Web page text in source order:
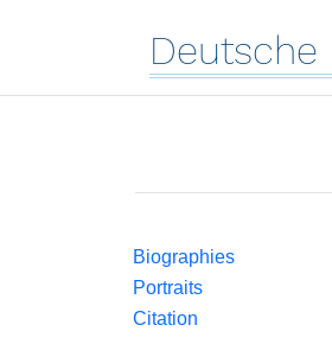
Deutsche
Biographies
Portraits
Citation